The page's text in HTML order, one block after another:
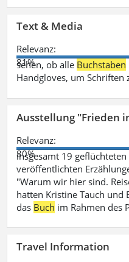
Text & Media
Relevanz:
81%
sehen, ob alle Buchstaben
Handgloves, um Schriften
Ausstellung "Frieden
Relevanz:
80%
insgesamt 19
veröffentlichten
"Warum wir hier sind.
hatten Kristine Tauch
das Buch im Rahmen des
Travel Information